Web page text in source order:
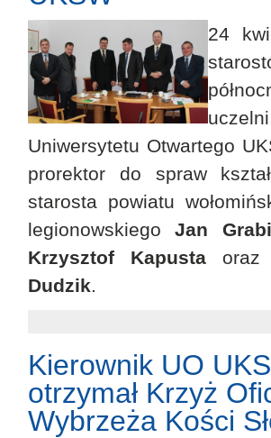
24
Uniwersytetu Otwartego
prorektor do spraw
starosta powiatu
legionowskiegoJan
Krzysztof Kapusta oraz
Dudzik.
Kierownik UO
otrzymał Krzyż
Wybrzeża Kości